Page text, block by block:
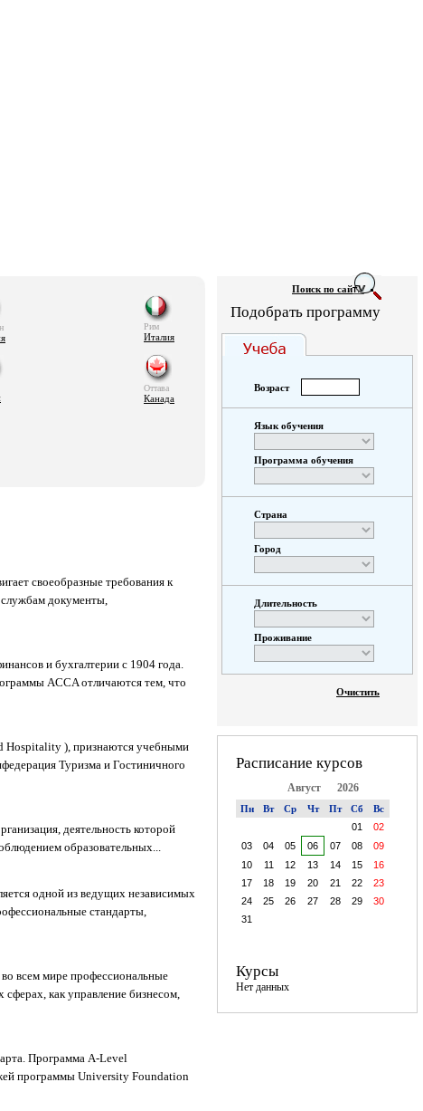
Рим
Италия
Оттава
Канада
своеобразные требования к
службам документы,
и бухгалтерии с 1904 года.
ACCA отличаются тем, что
Hospitality ), признаются учебными
Туризма и Гостиничного
деятельность которой
образовательных...
одной из ведущих независимых
стандарты,
всем мире профессиональные
сферах, как управление бизнесом,
Программа A-Level
программы University Foundation
Поиск по сай
Подобрать программу
Возраст
Язык обучения
Программа обучения
Страна
Город
Длительность
Проживание
Очистить
Расписание курсов
Август 2026
Пн Вт Ср Чт Пт Сб
Вс
01
02
03
04 05 06 07 08
09
10
11 12 13 14 15
16
17
18 19 20 21 22
23
24
25 26 27 28 29
30
31
Курсы
Нет данных